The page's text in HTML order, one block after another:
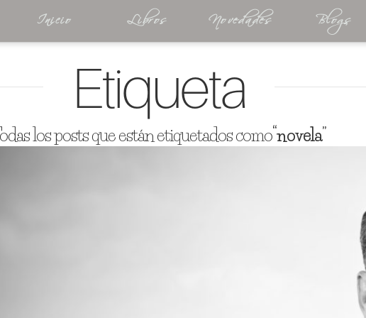
Inicio Libros Novedades Blogs
Etiqueta
los posts que están etiquetados como“novela”